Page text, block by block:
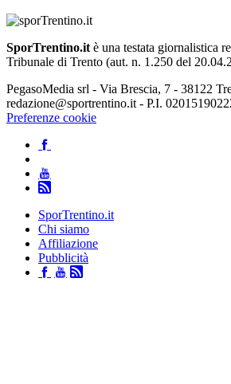
SporTrentino.it è una testata giornalistica
Tribunale di Trento (aut. n. 1.250 del
PegasoMedia srl - Via Brescia, 7 - 38122
redazione@sportrentino.it - P.I.
Preferenze cookie
SporTrentino.it
Chi siamo
Affiliazione
Pubblicità